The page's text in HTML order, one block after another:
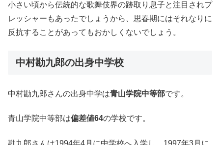
小さい頃から伝統的な歌舞伎界の跡取り息子と注目されプ
レッシャーもあったでしょうから、思春期にはそれなりに
反抗することがあってもおかしくないでしょう。
中村勘九郎の出身中学校
中村勘九郎さんの出身中学は青山学院中等部です。
青山学院中等部は偏差値64の学校です。
勘九郎さんは1994年4月に中学校へ入学し、1997年3月に